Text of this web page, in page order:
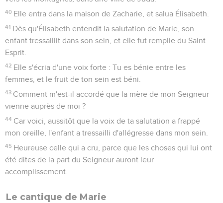
40 Elle entra dans la maison de Zacharie, et salua Élisabeth.
41 Dès qu'Élisabeth entendit la salutation de Marie, son
enfant tressaillit dans son sein, et elle fut remplie du Saint
Esprit.
42 Elle s'écria d'une voix forte : Tu es bénie entre les
femmes, et le fruit de ton sein est béni.
43 Comment m'est-il accordé que la mère de mon Seigneur
vienne auprès de moi ?
44 Car voici, aussitôt que la voix de ta salutation a frappé
mon oreille, l'enfant a tressailli d'allégresse dans mon sein.
45 Heureuse celle qui a cru, parce que les choses qui lui ont
été dites de la part du Seigneur auront leur
accomplissement.
Le cantique de Marie